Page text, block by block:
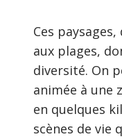
Ces
aux plages,
diversité. On
animée à une
en quelques
scènes de vie